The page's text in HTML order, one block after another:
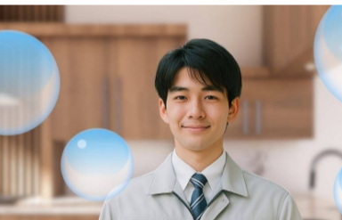
一覧に戻る
関連タグ